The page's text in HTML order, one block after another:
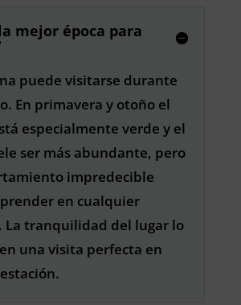
mejor época para
puede visitarse durante
En primavera y otoño el
especialmente verde y el
ser más abundante, pero
impredecible
en cualquier
La tranquilidad del lugar lo
una visita perfecta en